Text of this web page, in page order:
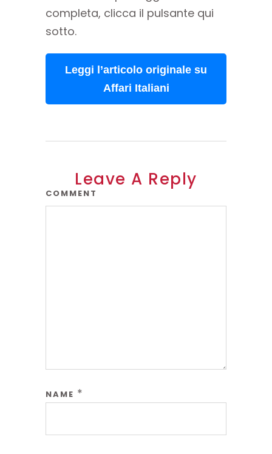
completa, clicca il pulsante qui
sotto.
Leggi l’articolo originale su
Affari Italiani
Leave A Reply
COMMENT
NAME *